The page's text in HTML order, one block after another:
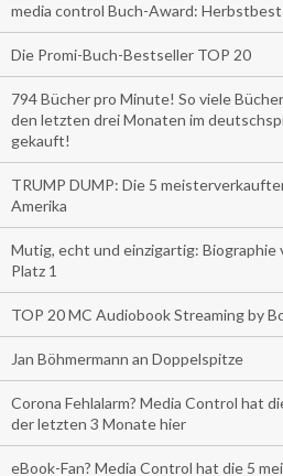
media control Buch-Award:
Die Promi-Buch-Bestseller TOP 20
794 Bücher pro Minute! So viele
den letzten drei Monaten im
gekauft!
TRUMP DUMP: Die 5
Amerika
Mutig, echt und einzigartig: Biographie
Platz 1
TOP 20 MC Audiobook Streaming by
Jan Böhmermann an Doppelspitze
Corona Fehlalarm? Media Control hat
der letzten 3 Monate hier
eBook-Fan? Media Control hat die 5